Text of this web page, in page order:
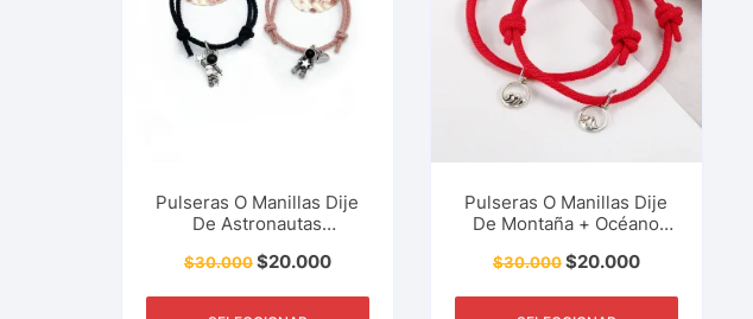
Pulseras O Manillas Dije
De Astronautas
Amigos, Familia.
$30.000$20.000
Pulseras O Manillas Dije
De Montaña + Océano
Familia. Accesorio De
$30.000$20.000